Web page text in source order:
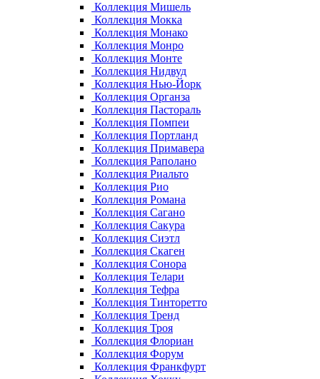
Коллекция Мишель
Коллекция Мокка
Коллекция Монако
Коллекция Монро
Коллекция Монте
Коллекция Нидвуд
Коллекция Нью-Йорк
Коллекция Органза
Коллекция Пастораль
Коллекция Помпеи
Коллекция Портланд
Коллекция Примавера
Коллекция Раполано
Коллекция Риальто
Коллекция Рио
Коллекция Романа
Коллекция Сагано
Коллекция Сакура
Коллекция Сиэтл
Коллекция Скаген
Коллекция Сонора
Коллекция Телари
Коллекция Тефра
Коллекция Тинторетто
Коллекция Тренд
Коллекция Троя
Коллекция Флориан
Коллекция Форум
Коллекция Франкфурт